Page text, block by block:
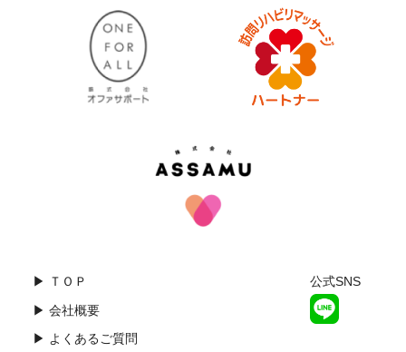
▶ ＴＯＰ
▶ 会社概要
▶ よくあるご質問
公式SNS